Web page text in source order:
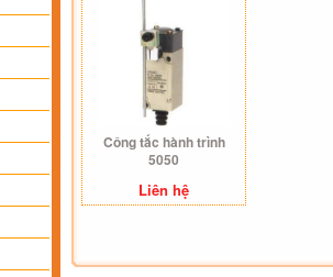
Công tắc hành trình
5050
Liên hệ